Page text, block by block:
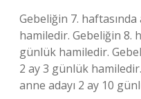
Gebeliğin 7.
hamiledir. Gebeliğin 8.
günlük hamiledir.
2 ay 3 günlük
anne adayı 2 ay 10